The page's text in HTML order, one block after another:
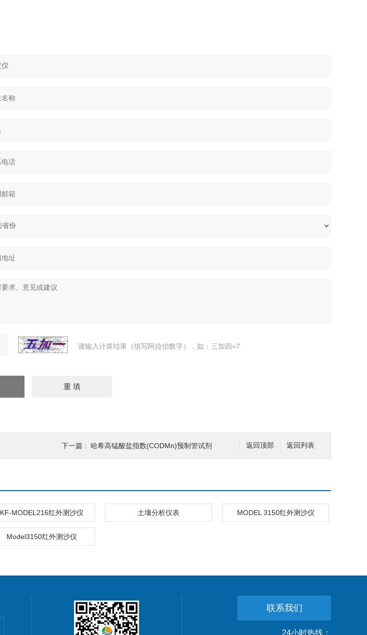
请输入计算结果（填写阿拉伯数字），如：三加四=7
返回列表
返回顶部
下一篇 : 哈希高锰酸盐指数(CODMn)预制管试剂
KF-MODEL216红外测沙仪 土壤分析仪表 MODEL 3150红外测沙仪
Model3150红外测沙仪
联系我们
24小时热线：